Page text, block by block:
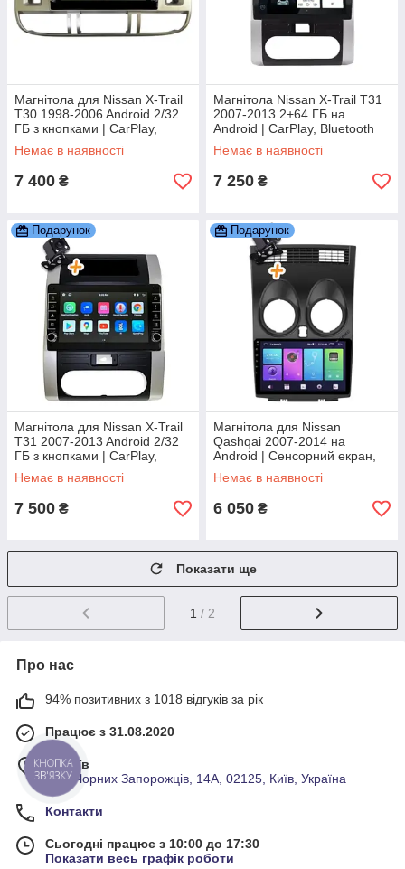
Магнітола для Nissan X-Trail
T30 1998-2006 Android 2/32
ГБ з кнопками | CarPlay,
Bluetooth, камера
Немає в наявності
7 400 ₴
Магнітола Nissan X-Trail T31
2007-2013 2+64 ГБ на
Android | CarPlay, Bluetooth
Покращена модель
Немає в наявності
7 250 ₴
Подарунок
Магнітола для Nissan X-Trail
T31 2007-2013 Android 2/32
ГБ з кнопками | CarPlay,
Bluetooth, камера
Немає в наявності
7 500 ₴
Подарунок
Магнітола для Nissan
Qashqai 2007-2014 на
Android | Сенсорний екран,
GPS, Bluetooth, камера
заднього виду
Немає в наявності
6 050 ₴
Показати ще
1 / 2
Про нас
94% позитивних з 1018 відгуків за рік
Працює з 31.08.2020
м. Київ
Вул. Чорних Запорожців, 14А, 02125, Київ, Україна
Контакти
Сьогодні працює з 10:00 до 17:30
Показати весь графік роботи
КНОПКА
ЗВ'ЯЗКУ